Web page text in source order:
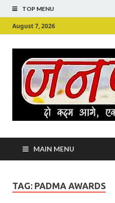
TOP MENU
August 7, 2026
MAIN MENU
TAG: PADMA AWARDS